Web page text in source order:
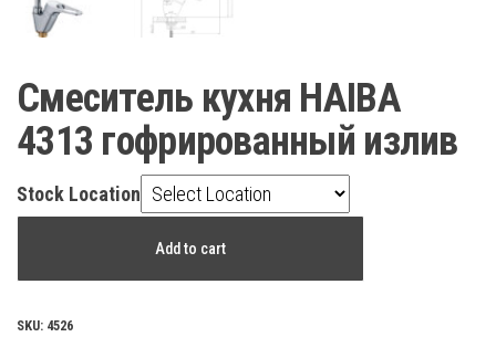
Смеситель кухня HAIBA
4313 гофрированный излив
Stock Location
4313
Add to cart
SKU: 4526